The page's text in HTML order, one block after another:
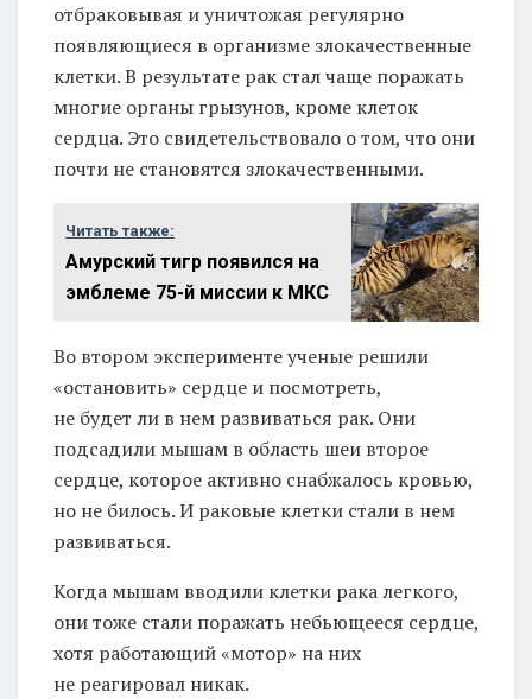
отбраковывая и уничтожая регулярно
появляющиеся в организме злокачественные
клетки. В результате рак стал чаще поражать
многие органы грызунов, кроме клеток
сердца. Это свидетельствовало о том, что они
почти не становятся злокачественными.
Читать также:
Амурский тигр появился на
эмблеме 75-й миссии к МКС
Во втором эксперименте ученые решили
«остановить» сердце и посмотреть,
не будет ли в нем развиваться рак. Они
подсадили мышам в область шеи второе
сердце, которое активно снабжалось кровью,
но не билось. И раковые клетки стали в нем
развиваться.
Когда мышам вводили клетки рака легкого,
они тоже стали поражать небьющееся сердце,
хотя работающий «мотор» на них
не реагировал никак.